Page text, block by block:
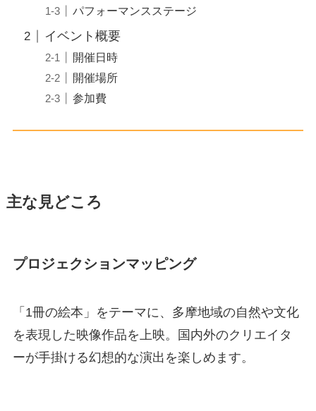
パフォーマンスステージ
イベント概要
開催日時
開催場所
参加費
主な見どころ
プロジェクションマッピング
「1冊の絵本」をテーマに、多摩地域の自然や文化
を表現した映像作品を上映。国内外のクリエイタ
ーが手掛ける幻想的な演出を楽しめます。